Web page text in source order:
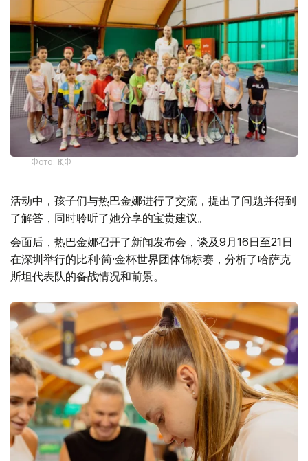
Фото: ҚТФ
活动中，孩子们与热巴金娜进行了交流，提出了问题并得到
了解答，同时聆听了她分享的宝贵建议。
会面后，热巴金娜召开了新闻发布会，谈及9月16日至21日
在深圳举行的比利·简·金杯世界团体锦标赛，分析了哈萨克
斯坦代表队的备战情况和前景。